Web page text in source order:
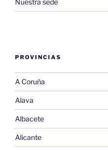
Nuestra sede
PROVINCIAS
A Coruña
Alava
Albacete
Alicante